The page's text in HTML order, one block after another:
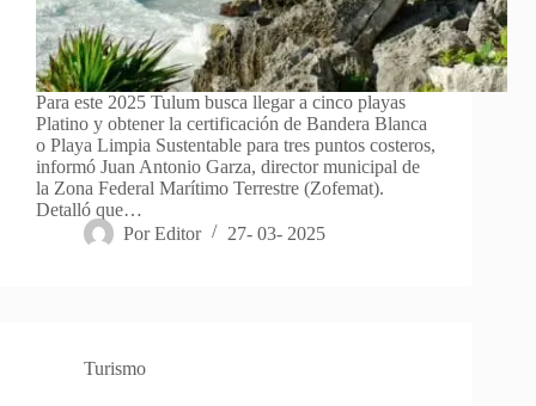
Para este 2025 Tulum busca llegar a cinco playas
Platino y obtener la certificación de Bandera Blanca
o Playa Limpia Sustentable para tres puntos costeros,
informó Juan Antonio Garza, director municipal de
la Zona Federal Marítimo Terrestre (Zofemat).
Detalló que…
Por Editor 27- 03- 2025
Turismo